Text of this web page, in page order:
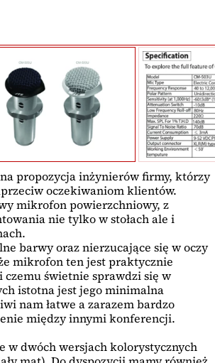
propozycja inżynierów firmy, którzy
oczekiwaniom klientów.
mikrofon powierzchniowy, z
nie tylko w stołach ale i
barwy oraz nierzucające się w oczy
mikrofon ten jest praktycznie
świetnie sprawdzi się w
istotna jest jego minimalna
nam łatwe a zarazem bardzo
między innymi konferencji.
w dwóch wersjach kolorystycznych